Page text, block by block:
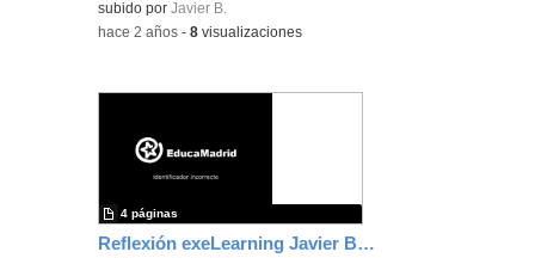
subido porJavier B.
-hace 2 años -8 visualizaciones
Reflexión exeLearning Javier Benítez Ramos
4 páginas